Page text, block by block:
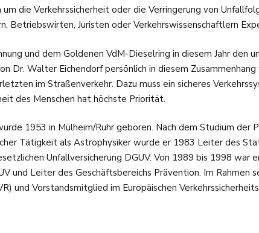
die Verkehrssicherheit oder die Verringerung von
Betriebswirten, Juristen oder Verkehrswissenschaftlern
und dem Goldenen VdM-Dieselring in diesem Jahr den
Dr. Walter Eichendorf persönlich in diesem
im Straßenverkehr. Dazu muss ein sicheres
des Menschen hat höchste Priorität.
1953 in Mülheim/Ruhr geboren. Nach dem Studium
Tätigkeit als Astrophysiker wurde er 1983 Leiter des
Unfallversicherung DGUV. Von 1989 bis 1998
Leiter des Geschäftsbereichs Prävention. Im Rahmen
und Vorstandsmitglied im Europäischen